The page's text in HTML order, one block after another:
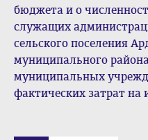
бюджета и о
служащих
сельского поселения
муниципального
муниципальных
фактических затрат на